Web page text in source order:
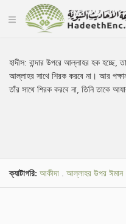
হাদীস:বান্দার উপরে আল্লাহর হক হচ্ছে,
আল্লাহর সাথে শিরক করবে না। আর
তাঁর সাথে শিরক করবে না, তিনি তাকে
ক্যাটাগরি: আকীদা . আল্লাহর উপর ঈমান